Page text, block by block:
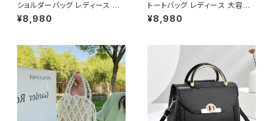
ショルダーバッグ レディース 編
み込みバッグ サマーバッグ ナチ
ュラルバッグ カジュアルバッグ
ホワイト K-B0298
¥8,980
トートバッグ レディース 大容量
レザー調 ビッグバッグ シンプル
肩掛けバッグ 通勤バッグ 通学バ
¥8,980